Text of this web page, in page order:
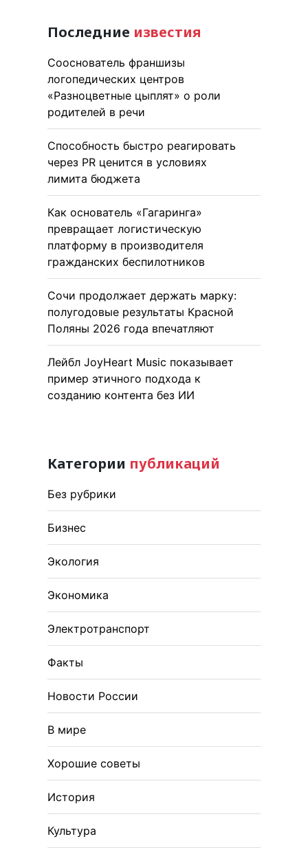
Последние известия
Сооснователь франшизы
логопедических центров
«Разноцветные цыплят» о роли
родителей в речи
Способность быстро реагировать
через PR ценится в условиях
лимита бюджета
Как основатель «Гагаринга»
превращает логистическую
платформу в производителя
гражданских беспилотников
Сочи продолжает держать марку:
полугодовые результаты Красной
Поляны 2026 года впечатляют
Лейбл JoyHeart Music показывает
пример этичного подхода к
созданию контента без ИИ
Категории публикаций
Без рубрики
Бизнес
Экология
Экономика
Электротранспорт
Факты
Новости России
В мире
Хорошие советы
История
Культура